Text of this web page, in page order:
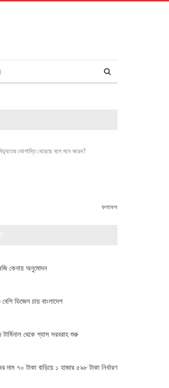
ভোগান্তি বেড়েছে বলে মনে করেন?
ফলাফল
কেনায় অনুমোদন
ডিজেল চায় বাংলাদেশ
থেকে গ্যাস সরবরাহ শুরু
দাম ৭০ টাকা বাড়িয়ে ১ হাজার ৫৯৮ টাকা নির্ধারণ